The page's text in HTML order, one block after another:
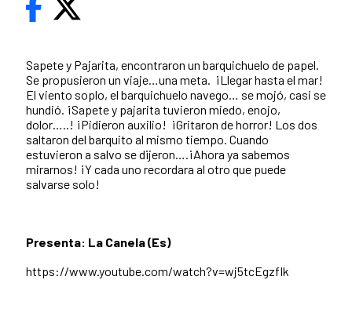
Sapete y Pajarita, encontraron un barquichuelo de papel.
Se propusieron un viaje…una meta. ¡Llegar hasta el mar!
El viento soplo, el barquichuelo navego… se mojó, casi se
hundió. ¡Sapete y pajarita tuvieron miedo, enojo,
dolor…..! ¡Pidieron auxilio! ¡Gritaron de horror! Los dos
saltaron del barquito al mismo tiempo. Cuando
estuvieron a salvo se dijeron….¡Ahora ya sabemos
mirarnos! ¡Y cada uno recordara al otro que puede
salvarse solo!
Presenta: La Canela (Es)
https://www.youtube.com/watch?v=wj5tcEgzfIk